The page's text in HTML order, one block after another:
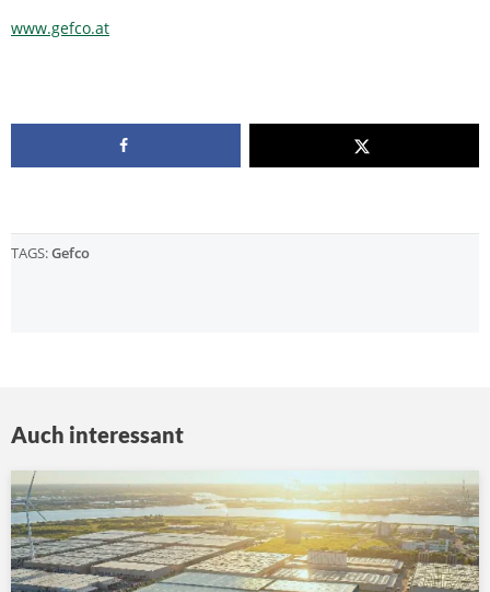
www.gefco.at
TAGS:Gefco
Auch interessant